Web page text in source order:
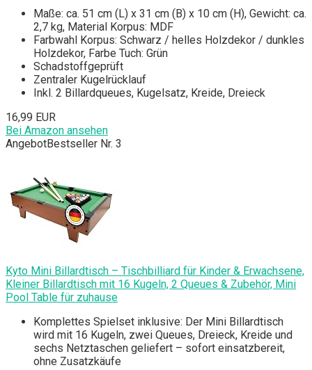
Maße: ca. 51 cm (L) x 31 cm (B) x 10 cm (H), Gewicht: ca.
2,7 kg, Material Korpus: MDF
Farbwahl Korpus: Schwarz / helles Holzdekor / dunkles
Holzdekor, Farbe Tuch: Grün
Schadstoffgeprüft
Zentraler Kugelrücklauf
Inkl. 2 Billardqueues, Kugelsatz, Kreide, Dreieck
16,99 EUR
Bei Amazon ansehen
AngebotBestseller Nr. 3
Kyto Mini Billardtisch – Tischbilliard für Kinder & Erwachsene,
Kleiner Billardtisch mit 16 Kugeln, 2 Queues & Zubehör, Mini
Pool Table für zuhause
Komplettes Spielset inklusive: Der Mini Billardtisch
wird mit 16 Kugeln, zwei Queues, Dreieck, Kreide und
sechs Netztaschen geliefert – sofort einsatzbereit,
ohne Zusatzkäufe